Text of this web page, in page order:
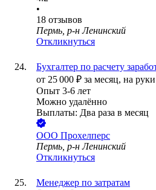
•
18 отзывов
Пермь, р-н Ленинский
Откликнуться
Бухгалтер по расчету
от 25 000 ₽ за месяц, на руки
Опыт 3-6 лет
Можно удалённо
Выплаты: Два раза в месяц
ООО Прохелперс
Пермь, р-н Ленинский
Откликнуться
Менеджер по затратам